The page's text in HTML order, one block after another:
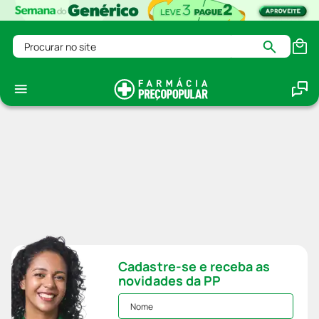
Procurar no site
Cadastre-se e receba as
novidades da PP